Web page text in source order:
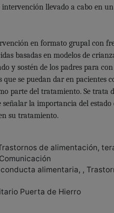
llevado a cabo en
en formato grupal con
basadas en modelos de
y sostén de los padres para
que se puedan dar en pacientes
parte del tratamiento. Se
señalar la importancia del
su tratamiento.
de alimentación,
alimentaria, ,
Puerta de Hierro